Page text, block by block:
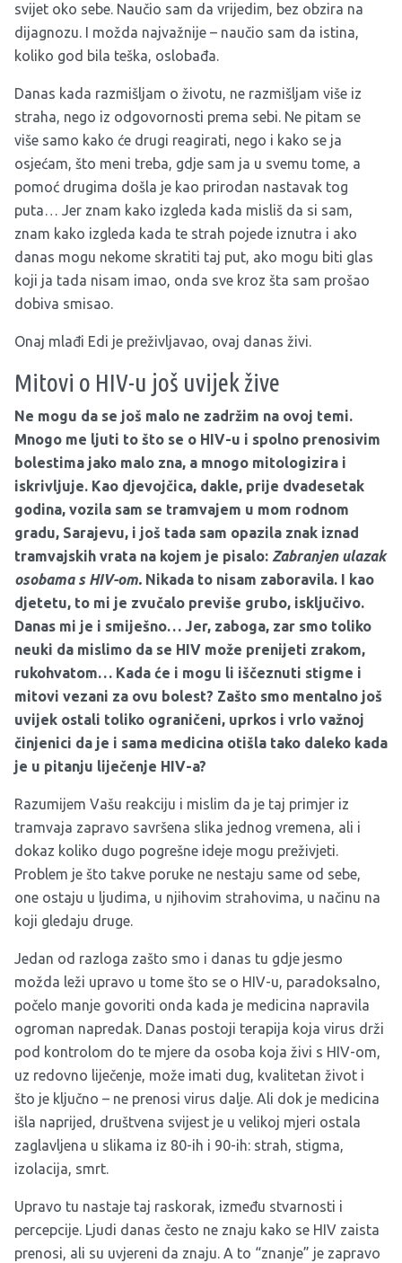
svijet oko sebe. Naučio sam da vrijedim, bez obzira na
dijagnozu. I možda najvažnije – naučio sam da istina,
koliko god bila teška, oslobađa.
Danas kada razmišljam o životu, ne razmišljam više iz
straha, nego iz odgovornosti prema sebi. Ne pitam se
više samo kako će drugi reagirati, nego i kako se ja
osjećam, što meni treba, gdje sam ja u svemu tome, a
pomoć drugima došla je kao prirodan nastavak tog
puta… Jer znam kako izgleda kada misliš da si sam,
znam kako izgleda kada te strah pojede iznutra i ako
danas mogu nekome skratiti taj put, ako mogu biti glas
koji ja tada nisam imao, onda sve kroz šta sam prošao
dobiva smisao.
Onaj mlađi Edi je preživljavao, ovaj danas živi.
Mitovi o HIV-u još uvijek žive
Ne mogu da se još malo ne zadržim na ovoj temi.
Mnogo me ljuti to što se o HIV-u i spolno prenosivim
bolestima jako malo zna, a mnogo mitologizira i
iskrivljuje. Kao djevojčica, dakle, prije dvadesetak
godina, vozila sam se tramvajem u mom rodnom
gradu, Sarajevu, i još tada sam opazila znak iznad
tramvajskih vrata na kojem je pisalo: Zabranjen ulazak
osobama s HIV-om. Nikada to nisam zaboravila. I kao
djetetu, to mi je zvučalo previše grubo, isključivo.
Danas mi je i smiješno… Jer, zaboga, zar smo toliko
neuki da mislimo da se HIV može prenijeti zrakom,
rukohvatom… Kada će i mogu li iščeznuti stigme i
mitovi vezani za ovu bolest? Zašto smo mentalno još
uvijek ostali toliko ograničeni, uprkos i vrlo važnoj
činjenici da je i sama medicina otišla tako daleko kada
je u pitanju liječenje HIV-a?
Razumijem Vašu reakciju i mislim da je taj primjer iz
tramvaja zapravo savršena slika jednog vremena, ali i
dokaz koliko dugo pogrešne ideje mogu preživjeti.
Problem je što takve poruke ne nestaju same od sebe,
one ostaju u ljudima, u njihovim strahovima, u načinu na
koji gledaju druge.
Jedan od razloga zašto smo i danas tu gdje jesmo
možda leži upravo u tome što se o HIV-u, paradoksalno,
počelo manje govoriti onda kada je medicina napravila
ogroman napredak. Danas postoji terapija koja virus drži
pod kontrolom do te mjere da osoba koja živi s HIV-om,
uz redovno liječenje, može imati dug, kvalitetan život i
što je ključno – ne prenosi virus dalje. Ali dok je medicina
išla naprijed, društvena svijest je u velikoj mjeri ostala
zaglavljena u slikama iz 80-ih i 90-ih: strah, stigma,
izolacija, smrt.
Upravo tu nastaje taj raskorak, između stvarnosti i
percepcije. Ljudi danas često ne znaju kako se HIV zaista
prenosi, ali su uvjereni da znaju. A to “znanje” je zapravo